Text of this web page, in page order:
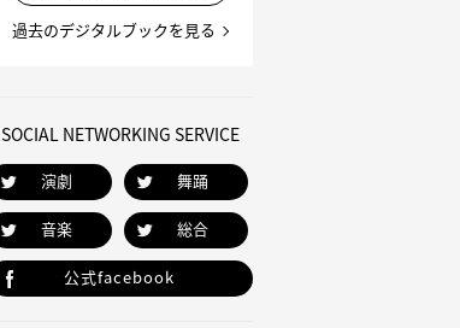
過去のデジタルブックを見る
SOCIAL NETWORKING SERVICE
演劇 舞踊
音楽 総合
公式facebook